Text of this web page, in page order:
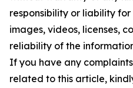
responsibility or liability
images, videos, licenses,
reliability of the
If you have any
related to this article,